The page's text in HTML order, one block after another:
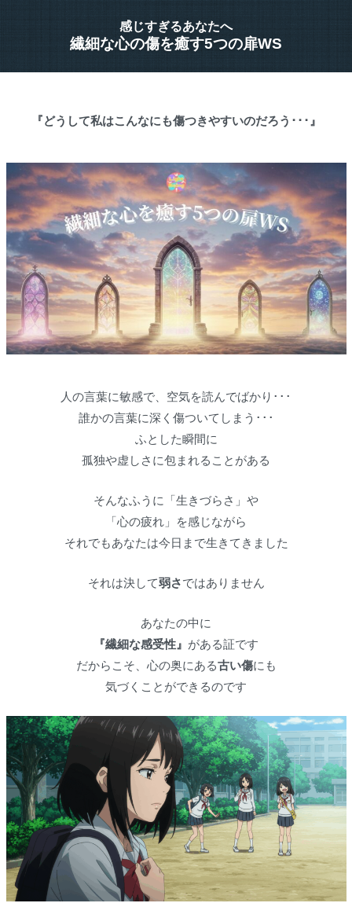
感じすぎるあなたへ
繊細な心の傷を癒す5つの扉WS
『どうして私はこんなにも傷つきやすいのだろう･･･』
人の言葉に敏感で、空気を読んでばかり･･･
誰かの言葉に深く傷ついてしまう･･･
ふとした瞬間に
孤独や虚しさに包まれることがある
そんなふうに「生きづらさ」や
「心の疲れ」を感じながら
それでもあなたは今日まで生きてきました
それは決して弱さではありません
あなたの中に
『繊細な感受性』 がある証です
だからこそ、心の奥にある古い傷にも
気づくことができるのです